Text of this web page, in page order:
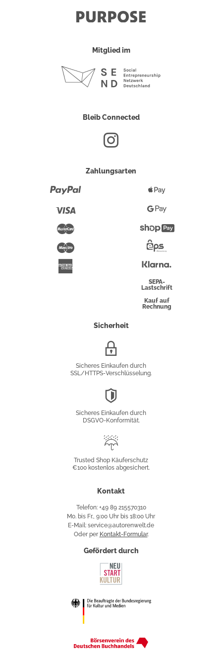
Mitglied im
Bleib Connected
Zahlungsarten
Maestro
Pay
Google
Pay
Überweisung
SEPA-
Lastschrift
Kauf auf
Rechnung
Sicherheit
Sicheres Einkaufen durch
SSL/HTTPS-Verschlüsselung.
Sicheres Einkaufen durch
DSGVO-Konformität.
Käuferschutz
Trusted Shop Käuferschutz
€100 kostenlos abgesichert.
Kontakt
Telefon: +49 89 215570310
Mo. bis Fr., 9:00 Uhr bis 18:00 Uhr
E-Mail: service@autorenwelt.de
Oder per Kontakt-Formular.
Gefördert durch